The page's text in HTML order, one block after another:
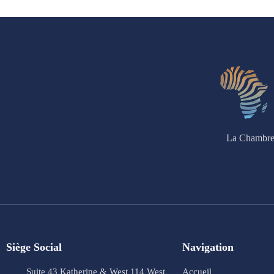
La
Siège Social
Suite 43 Katherine & West 114 West
Navigation
Accueil